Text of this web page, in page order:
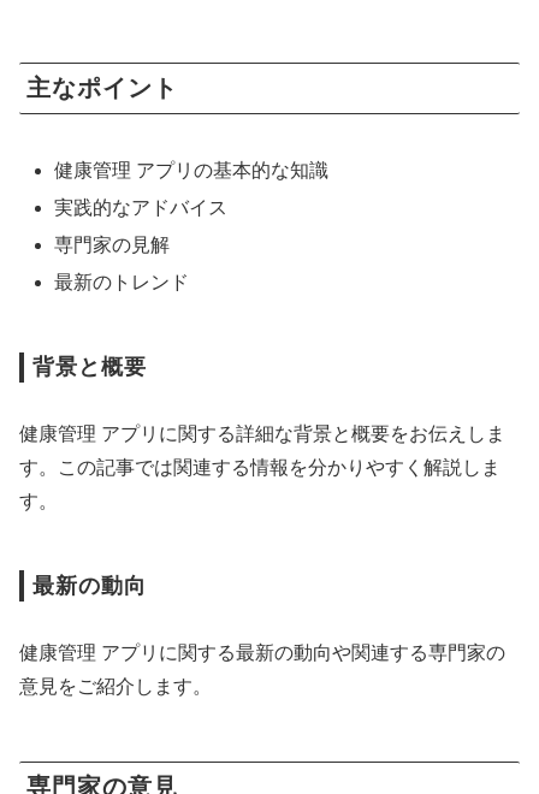
主なポイント
健康管理 アプリの基本的な知識
実践的なアドバイス
専門家の見解
最新のトレンド
背景と概要
健康管理 アプリに関する詳細な背景と概要をお伝えしま
す。この記事では関連する情報を分かりやすく解説しま
す。
最新の動向
健康管理 アプリに関する最新の動向や関連する専門家の
意見をご紹介します。
専門家の意見